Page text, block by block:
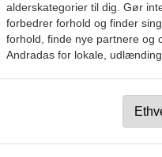
alderskategorier til dig. Gør
forbedrer forhold og finder
forhold, finde nye partnere og
Andradas for lokale,